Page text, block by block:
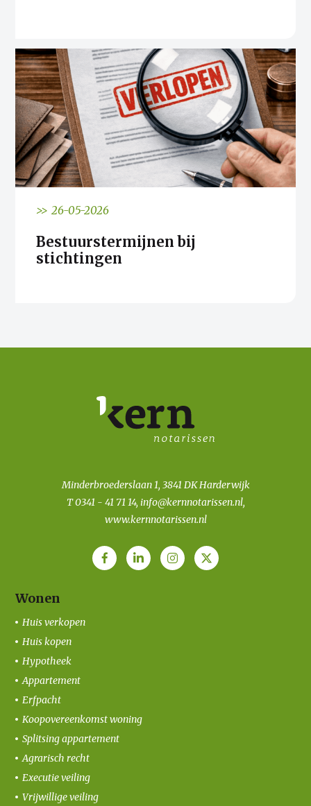
>> 26-05-2026
Bestuurstermijnen bij
stichtingen
Minderbroederslaan 1, 3841 DK Harderwijk
T0341 - 41 71 14, info@kernnotarissen.nl,
www.kernnotarissen.nl
Wonen
Huis verkopen
Huis kopen
Hypotheek
Appartement
Erfpacht
Koopovereenkomst woning
Splitsing appartement
Agrarisch recht
Executie veiling
Vrijwillige veiling